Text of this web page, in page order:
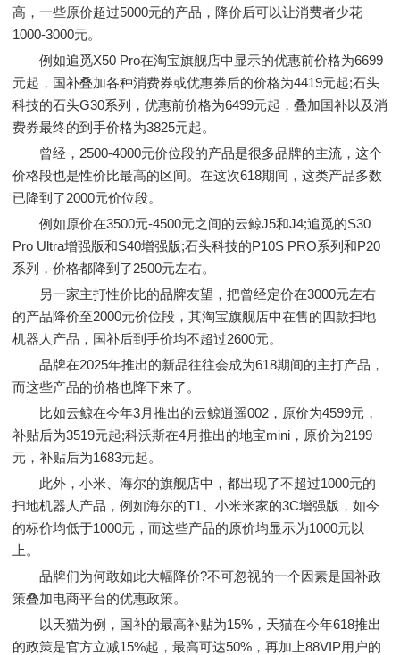
高，一些原价超过5000元的产品，降价后可以让消费者少花
1000-3000元。
例如追觅X50 Pro在淘宝旗舰店中显示的优惠前价格为6699
元起，国补叠加各种消费券或优惠券后的价格为4419元起;石头
科技的石头G30系列，优惠前价格为6499元起，叠加国补以及消
费券最终的到手价格为3825元起。
曾经，2500-4000元价位段的产品是很多品牌的主流，这个
价格段也是性价比最高的区间。在这次618期间，这类产品多数
已降到了2000元价位段。
例如原价在3500元-4500元之间的云鲸J5和J4;追觅的S30
Pro Ultra增强版和S40增强版;石头科技的P10S PRO系列和P20
系列，价格都降到了2500元左右。
另一家主打性价比的品牌友望，把曾经定价在3000元左右
的产品降价至2000元价位段，其淘宝旗舰店中在售的四款扫地
机器人产品，国补后到手价均不超过2600元。
品牌在2025年推出的新品往往会成为618期间的主打产品，
而这些产品的价格也降下来了。
比如云鲸在今年3月推出的云鲸逍遥002，原价为4599元，
补贴后为3519元起;科沃斯在4月推出的地宝mini，原价为2199
元，补贴后为1683元起。
此外，小米、海尔的旗舰店中，都出现了不超过1000元的
扫地机器人产品，例如海尔的T1、小米米家的3C增强版，如今
的标价均低于1000元，而这些产品的原价均显示为1000元以
上。
品牌们为何敢如此大幅降价?不可忽视的一个因素是国补政
策叠加电商平台的优惠政策。
以天猫为例，国补的最高补贴为15%，天猫在今年618推出
的政策是官方立减15%起，最高可达50%，再加上88VIP用户的